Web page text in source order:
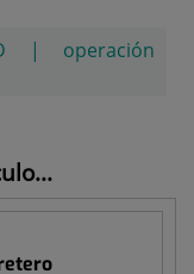
| operación